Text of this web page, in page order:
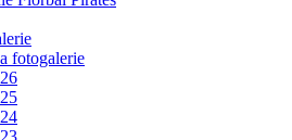
fotogalerie